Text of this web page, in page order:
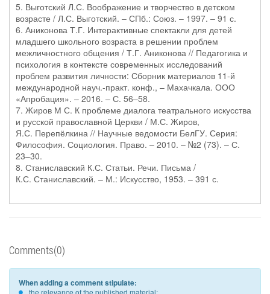
5. Выготский Л.С. Воображение и творчество в детском
возрасте / Л.С. Выготский. – СПб.: Союз. – 1997. – 91 с.
6. Аниконова Т.Г. Интерактивные спектакли для детей
младшего школьного возраста в решении проблем
межличностного общения / Т.Г. Аниконова // Педагогика и
психология в контексте современных исследований
проблем развития личности: Сборник материалов 11-й
международной науч.-практ. конф., – Махачкала. ООО
«Апробация». – 2016. – С. 56–58.
7. Жиров М С. К проблеме диалога театрального искусства
и русской православной Церкви / М.С. Жиров,
Я.С. Перепёлкина // Научные ведомости БелГУ. Серия:
Философия. Социология. Право. – 2010. – №2 (73). – С.
23–30.
8. Станиславский К.С. Статьи. Речи. Письма /
К.С. Станиславский. – М.: Искусство, 1953. – 391 с.
Comments(0)
When adding a comment stipulate:
the relevance of the published material;